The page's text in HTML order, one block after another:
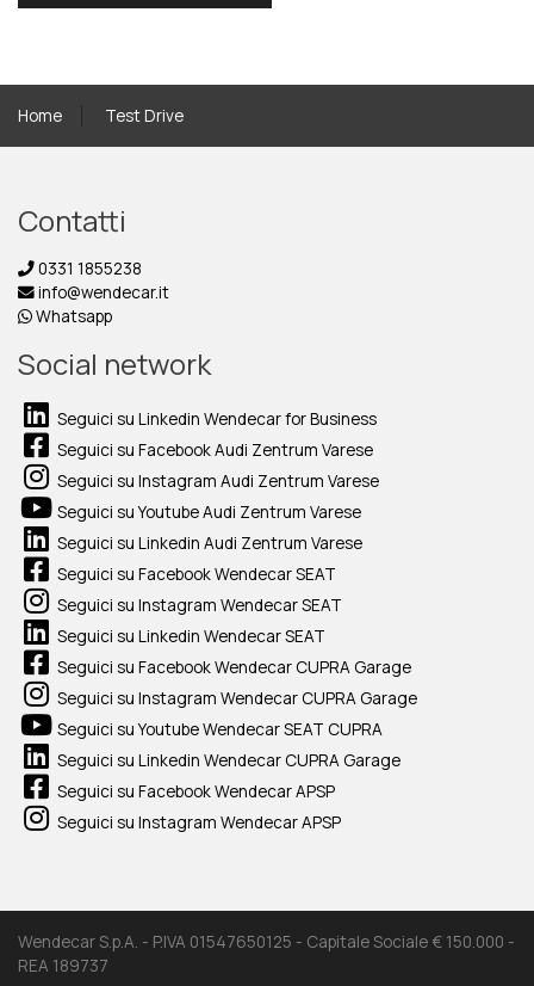
Home Test Drive
Contatti
0331 1855238
info@wendecar.it
Whatsapp
Social network
Seguici su Linkedin Wendecar for Business
Seguici su Facebook Audi Zentrum Varese
Seguici su Instagram Audi Zentrum Varese
Seguici su Youtube Audi Zentrum Varese
Seguici su Linkedin Audi Zentrum Varese
Seguici su Facebook Wendecar SEAT
Seguici su Instagram Wendecar SEAT
Seguici su Linkedin Wendecar SEAT
Seguici su Facebook Wendecar CUPRA Garage
Seguici su Instagram Wendecar CUPRA Garage
Seguici su Youtube Wendecar SEAT CUPRA
Seguici su Linkedin Wendecar CUPRA Garage
Seguici su Facebook Wendecar APSP
Seguici su Instagram Wendecar APSP
Wendecar S.p.A. - P.IVA 01547650125 - Capitale Sociale € 150.000 -
REA 189737